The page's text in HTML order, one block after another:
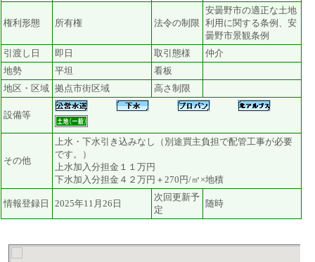
権利形態 所有権 法令の制限
安曇野市の適正な土地
利用に関する条例、安
曇野市景観条例
引渡し日
即日 取引態様
仲介
地勢
平坦
看板
地区・区域 拠点市街区域 高さ制限
設備等
その他
上水・下水引き込みなし（別途買主負担で配管工事が必要
です。）
上水加入分担金１１万円
下水加入分担金４２万円＋270円/㎡×地積
情報登録日 2025年11月26日
次回更新予
定
随時